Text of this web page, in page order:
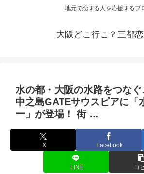
地元で恋する人を応援するブ
大阪どこ行こ？三都
水の都・ 大阪の水路をつなぐ
中之島GATEサウスピアに「
ー」が登場！ 街 …
X Facebook
LINE コ